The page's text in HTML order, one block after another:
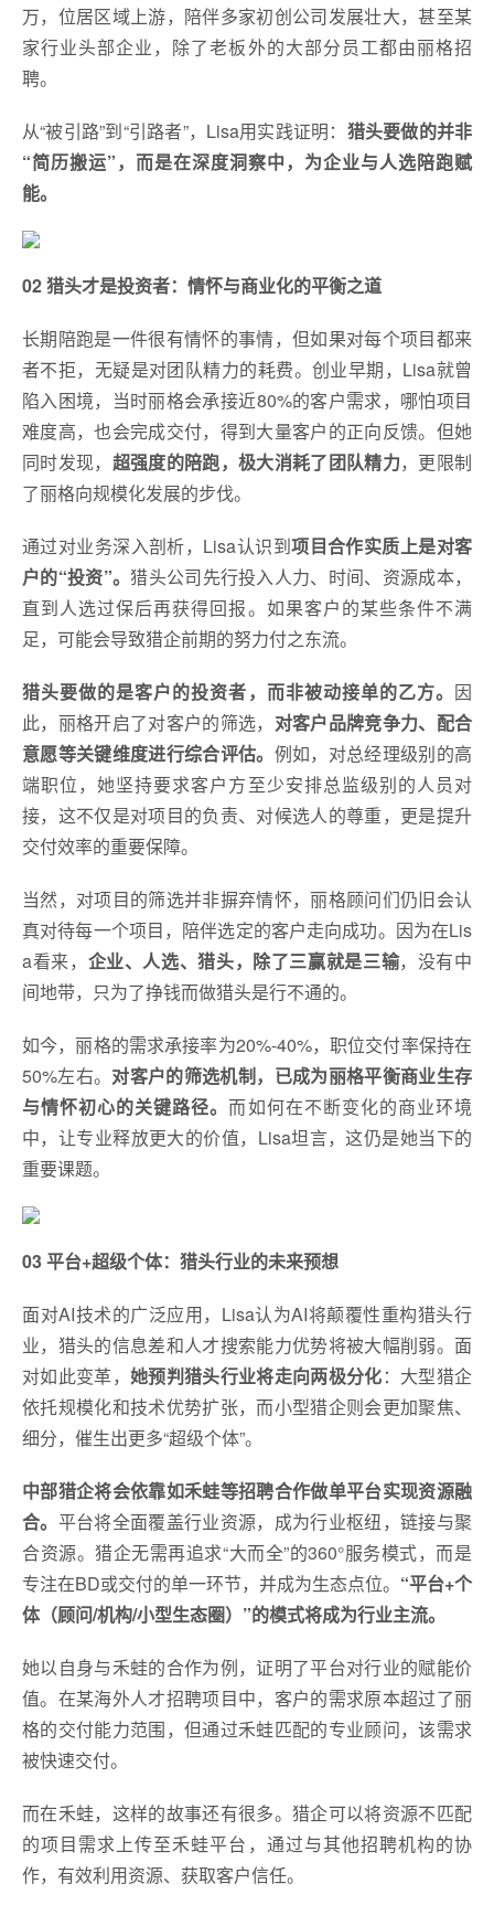
万，位居区域上游，陪伴多家初创公司发展壮大，甚至某
家行业头部企业，除了老板外的大部分员工都由丽格招
聘。
从“被引路”到“引路者”，Lisa用实践证明： 猎头要做的并非
“简历搬运”，而是在深度洞察中，为企业与人选陪跑赋
能。
02 猎头才是投资者： 情怀与商业化的平衡之道
长期陪跑是一件很有情怀的事情，但如果对每个项目都来
者不拒，无疑是对团队精力的耗费。创业早期，Lisa就曾
陷入困境，当时丽格会承接近80%的客户需求，哪怕项目
难度高，也会完成交付，得到大量客户的正向反馈。但她
同时发现， 超强度的陪跑，极大消耗了团队精力，更限制
了丽格向规模化发展的步伐。
通过对业务深入剖析，Lisa认识到项目合作实质上是对客
户的“投资”。猎头公司先行投入人力、时间、资源成本，
直到人选过保后再获得回报。如果客户的某些条件不满
足，可能会导致猎企前期的努力付之东流。
猎头要做的是客户的投资者，而非被动接单的乙方。 因
此，丽格开启了对客户的筛选， 对客户品牌竞争力、配合
意愿等关键维度进行综合评估。 例如，对总经理级别的高
端职位，她坚持要求客户方至少安排总监级别的人员对
接，这不仅是对项目的负责、对候选人的尊重，更是提升
交付效率的重要保障。
当然，对项目的筛选并非摒弃情怀，丽格顾问们仍旧会认
真对待每一个项目，陪伴选定的客户走向成功。因为在Lis
a看来， 企业、人选、猎头，除了三赢就是三输，没有中
间地带，只为了挣钱而做猎头是行不通的。
如今，丽格的需求承接率为20%-40%，职位交付率保持在
50%左右。 对客户的筛选机制，已成为丽格平衡商业生存
与情怀初心的关键路径。而如何在不断变化的商业环境
中，让专业释放更大的价值，Lisa坦言，这仍是她当下的
重要课题。
03平台+超级个体： 猎头行业的未来预想
面对AI技术的广泛应用，Lisa认为AI将颠覆性重构猎头行
业，猎头的信息差和人才搜索能力优势将被大幅削弱。面
对如此变革， 她预判猎头行业将走向两极分化：大型猎企
依托规模化和技术优势扩张，而小型猎企则会更加聚焦、
细分，催生出更多“超级个体”。
中部猎企将会依靠如禾蛙等招聘合作做单平台实现资源融
合。 平台将全面覆盖行业资源，成为行业枢纽，链接与聚
合资源。猎企无需再追求“大而全”的360°服务模式，而是
专注在BD或交付的单一环节，并成为生态点位。 “平台+个
体（顾问/机构/小型生态圈）”的模式将成为行业主流。
她以自身与禾蛙的合作为例，证明了平台对行业的赋能价
值。在某海外人才招聘项目中，客户的需求原本超过了丽
格的交付能力范围，但通过禾蛙匹配的专业顾问，该需求
被快速交付。
而在禾蛙，这样的故事还有很多。猎企可以将资源不匹配
的项目需求上传至禾蛙平台，通过与其他招聘机构的协
作，有效利用资源、获取客户信任。